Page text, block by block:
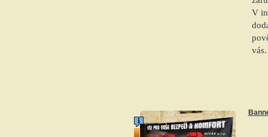
V
top produkt